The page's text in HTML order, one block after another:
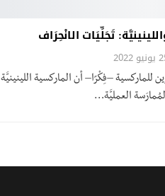
تَجَلِّيَات الانْحِرَاف
2022
للماركسية –فِكْرًا– أن الماركسية اللينينيَّة
العمليَّة…